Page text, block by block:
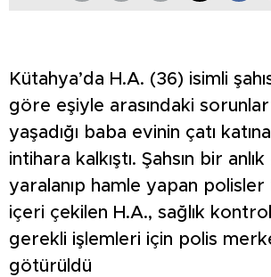
Kütahya’da H.A. (36) isimli
göre eşiyle arasındaki
yaşadığı baba evinin çatı
intihara kalkıştı. Şahsın bir anlık
yaralanıp hamle yapan polisler
içeri çekilen H.A., sağlık
gerekli işlemleri için polis
götürüldü